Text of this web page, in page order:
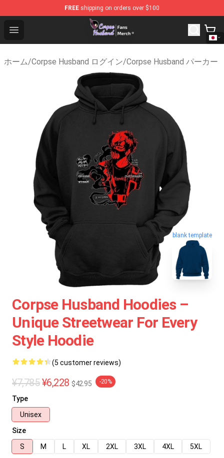
FREE shipping on orders over $100
Open menu
Corpse Husband Store - Official Corpse Husband
ホーム/Corpse Husband ログイン/Corpse Husband パーカー
blank template
Corpse Husband Hoodies –
Unique Streetwear For Every
Style Hoodie
(5 customer reviews)
¥7,785 ¥6,228 $42.95 -20%
Type
Unisex
Size
S
M L XL 2XL 3XL 4XL
5XL